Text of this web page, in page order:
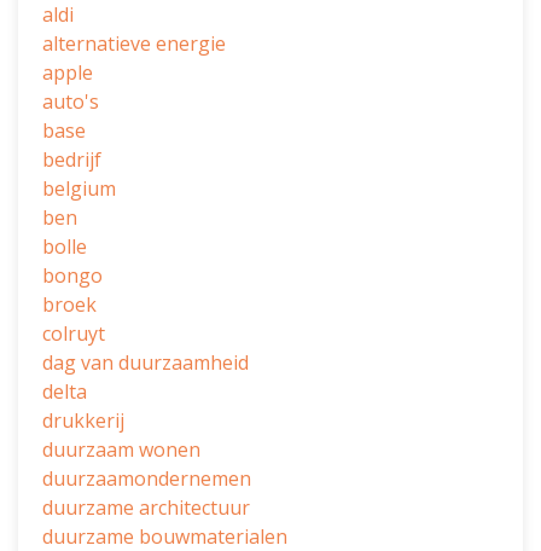
aldi
alternatieve energie
apple
auto's
base
bedrijf
belgium
ben
bolle
bongo
broek
colruyt
dag van duurzaamheid
delta
drukkerij
duurzaam wonen
duurzaamondernemen
duurzame architectuur
duurzame bouwmaterialen